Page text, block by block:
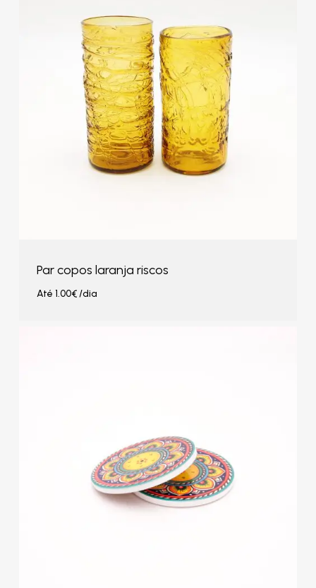
Par copos laranja riscos
Até 1.00€/dia